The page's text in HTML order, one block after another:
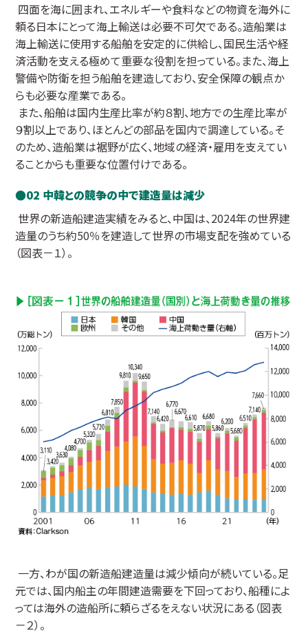
四面を海に囲まれ、エネルギーや食料などの物資を海外に
頼る日本にとって海上輸送は必要不可欠である。造船業は
海上輸送に使用する船舶を安定的に供給し、国民生活や経
済活動を支える極めて重要な役割を担っている。また、海上
警備や防衛を担う船舶を建造しており、安全保障の観点か
らも必要な産業である。
また、船舶は国内生産比率が約８割、地方での生産比率が
９割以上であり、ほとんどの部品を国内で調達している。そ
のため、造船業は裾野が広く、地域の経済・雇用を支えてい
ることからも重要な位置付けである。
02 中韓との競争の中で建造量は減少
世界の新造船建造実績をみると、中国は、2024年の世界建
造量のうち約50％を建造して世界の市場支配を強めている
（図表－１）。
一方、わが国の新造船建造量は減少傾向が続いている。足
元では、国内船主の年間建造需要を下回っており、船種によ
っては海外の造船所に頼らざるをえない状況にある（図表
－２）。